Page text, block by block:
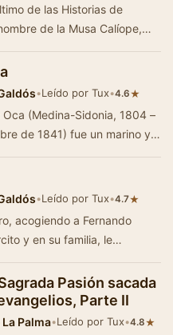
de las Historias de
de la Musa Calíope,
•Leído por Tux•4.6★
(Medina-Sidonia, 1804 –
de 1841) fue un marino y
•Leído por Tux•4.7★
acogiendo a Fernando
y en su familia, le
Pasión sacada
Parte II
Palma•Leído por Tux•4.8★